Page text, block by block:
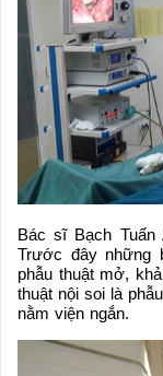
Bác sĩ Bạch Tuấn
Trước đây những
phẫu thuật mở,
thuật nội soi là
nằm viện ngắn.